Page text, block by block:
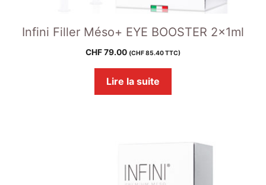
Infini Filler Méso+ EYE BOOSTER 2x1ml
CHF79.00 (CHF85.40TTC)
Lire la suite